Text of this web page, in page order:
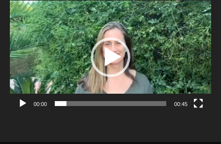
Reproductor
de
vídeo
00:00 00:45